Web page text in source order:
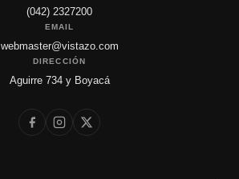
(042) 2327200
EMAIL
webmaster@vistazo.com
DIRECCIÓN
Aguirre 734 y Boyacá